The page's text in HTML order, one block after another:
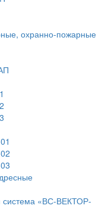
охранно-пожарные
система «ВС-ВЕКТОР-